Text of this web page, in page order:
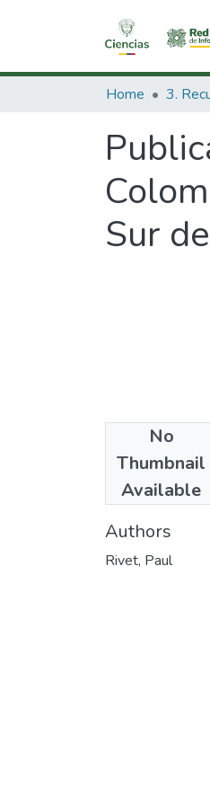
Home
Sur
No
Thumbnail
Available
100.
ABORÍGENES
Authors
Rivet, Paul